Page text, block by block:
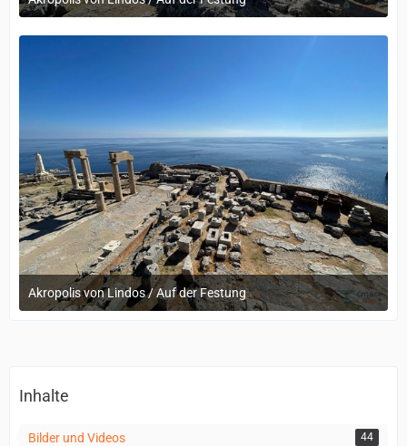
12. September 2022 um 14:05
Akropolis von Lindos / Auf der Festung
12. September 2022 um 14:05
Inhalte
Bilder und Videos 44